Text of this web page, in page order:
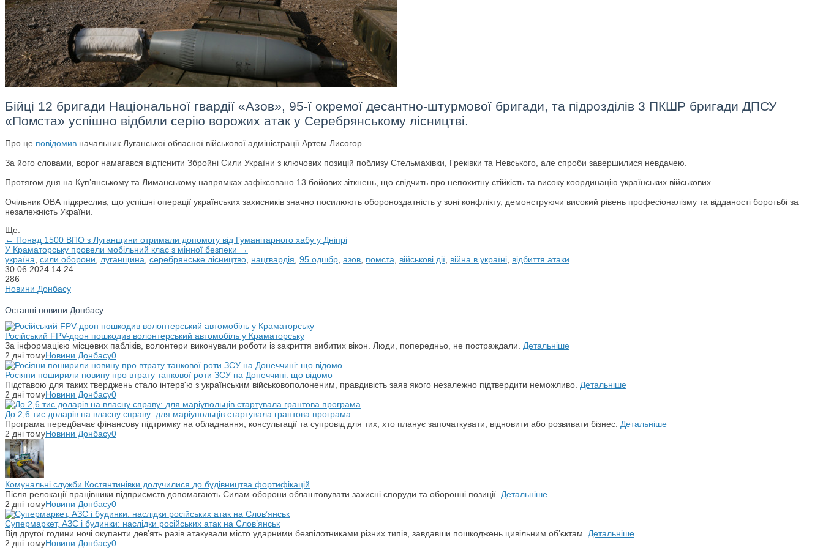
Бійці 12 бригади Національної гвардії «Азов», 95-ї окремої десантно-штурмової бригади, та підрозділів 3 ПКШР бригади ДПСУ
«Помста» успішно відбили серію ворожих атак у Серебрянському лісництві.
Про це повідомив начальник Луганської обласної військової адміністрації Артем Лисогор.
За його словами, ворог намагався відтіснити Збройні Сили України з ключових позицій поблизу Стельмахівки, Греківки та Невського, але спроби завершилися невдачею.
Протягом дня на Куп’янському та Лиманському напрямках зафіксовано 13 бойових зіткнень, що свідчить про непохитну стійкість та високу координацію українських військових.
Очільник ОВА підкреслив, що успішні операції українських захисників значно посилюють обороноздатність у зоні конфлікту, демонструючи високий рівень професіоналізму та відданості боротьбі за
незалежність України.
Ще:
← Понад 1500 ВПО з Луганщини отримали допомогу від Гуманітарного хабу у Дніпрі
У Краматорську провели мобільний клас з мінної безпеки →
україна, сили оборони, луганщина, серебрянське лісництво, нацгвардія, 95 одшбр, азов, помста, військові дії, війна в україні, відбиття атаки
30.06.2024 14:24
286
Новини Донбасу
Останні новини Донбасу
Російський FPV-дрон пошкодив волонтерський автомобіль у Краматорську
За інформацією місцевих пабліків, волонтери виконували роботи із закриття вибитих вікон. Люди, попередньо, не постраждали. Детальніше
2 дні томуНовини Донбасу0
Росіяни поширили новину про втрату танкової роти ЗСУ на Донеччині: що відомо
Підставою для таких тверджень стало інтерв'ю з українським військовополоненим, правдивість заяв якого незалежно підтвердити неможливо. Детальніше
2 дні томуНовини Донбасу0
До 2,6 тис доларів на власну справу: для маріупольців стартувала грантова програма
Програма передбачає фінансову підтримку на обладнання, консультації та супровід для тих, хто планує започаткувати, відновити або розвивати бізнес. Детальніше
2 дні томуНовини Донбасу0
Комунальні служби Костянтинівки долучилися до будівництва фортифікацій
Після релокації працівники підприємств допомагають Силам оборони облаштовувати захисні споруди та оборонні позиції. Детальніше
2 дні томуНовини Донбасу0
Супермаркет, АЗС і будинки: наслідки російських атак на Слов’янськ
Від другої години ночі окупанти дев’ять разів атакували місто ударними безпілотниками різних типів, завдавши пошкоджень цивільним об’єктам. Детальніше
2 дні томуНовини Донбасу0